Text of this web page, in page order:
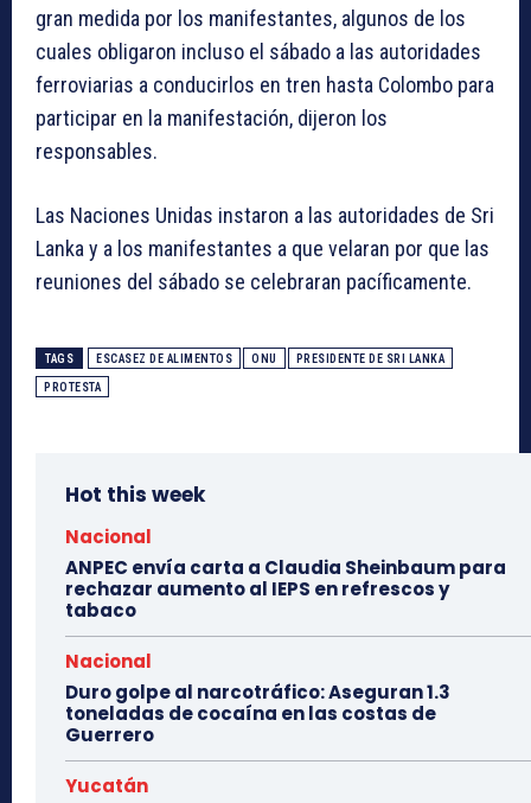
gran medida por los manifestantes, algunos de los
cuales obligaron incluso el sábado a las autoridades
ferroviarias a conducirlos en tren hasta Colombo para
participar en la manifestación, dijeron los
responsables.
Las Naciones Unidas instaron a las autoridades de Sri
Lanka y a los manifestantes a que velaran por que las
reuniones del sábado se celebraran pacíficamente.
TAGS ESCASEZ DE ALIMENTOS ONU PRESIDENTE DE SRI LANKA
PROTESTA
Hot this week
Nacional
ANPEC envía carta a Claudia Sheinbaum para
rechazar aumento al IEPS en refrescos y
tabaco
Nacional
Duro golpe al narcotráfico: Aseguran 1.3
toneladas de cocaína en las costas de
Guerrero
Yucatán